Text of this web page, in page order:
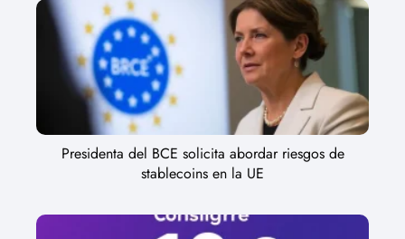
Presidenta del BCE solicita abordar riesgos de
stablecoins en la UE